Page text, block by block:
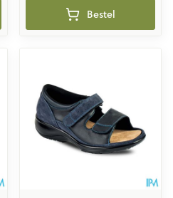
Bestel